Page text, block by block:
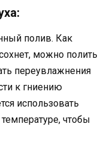
полив. Как
можно полить
переувлажнения
к гниению
использовать
чтобы